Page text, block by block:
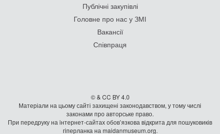
Публічні закупівлі
Головне про нас у ЗМІ
Вакансії
Співпраця
© & CC BY 4.0
Матеріали на цьому сайті захищені законодавством, у тому числі
законами про авторське право.
При передруку на iнтернет-сайтах обов’язкова відкрита для пошуковиків
гiперланка на maidanmuseum.org.